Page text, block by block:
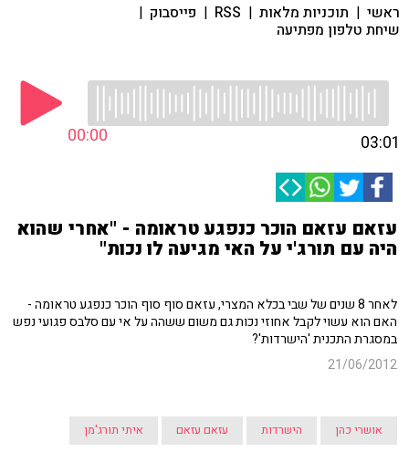
ראשי | תוכניות מלאות |
RSS
| פייסבוק |
שיחת טלפון מפתיעה
00:00 03:01
עזאם עזאם הוכר כנפגע טראומה - "אחרי שהוא
היה עם תורג'י על האי מגיעה לו נכות"
לאחר 8 שנים של שבי בכלא המצרי, עזאם סוף סוף הוכר כנפגע טראומה -
האם הוא עשוי לקבל אחוזי נכות גם משום ששהה על אי עם סלבס פגועי נפש
במסגרת התכנית 'הישרדות'?
21/06/2012
אושרי כהן הישרדות עזאם עזאם איתי תורג'מן